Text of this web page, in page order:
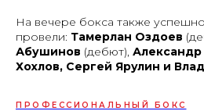
На вечере бокса также
провели: Тамерлан Оздоев
Абушинов (дебют),
Хохлов, Сергей Ярулин и
ПРОФЕССИОНАЛЬНЫЙ БОКС